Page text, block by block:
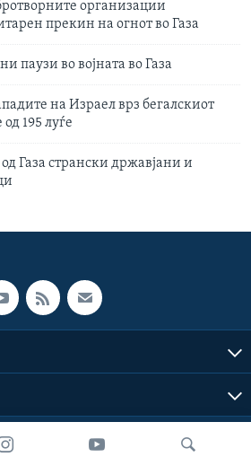
организации
прекин на огнот во Газа
паузи во војната во Газа
на Израел врз бегалскиот
195 луѓе
Газа странски државјани и
© 2026 VOA, Inc. Сите права задржани.